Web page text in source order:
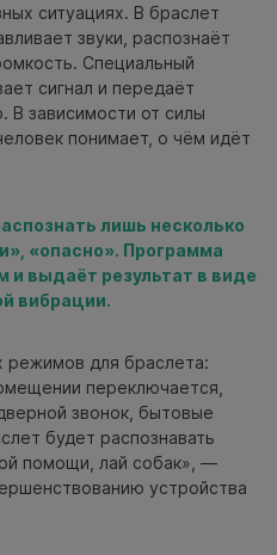
ситуациях. В браслет
звуки, распознаёт
Специальный
сигнал и передаёт
В зависимости от силы
понимает, о чём идёт
лишь несколько
«опасно». Программа
и выдаёт результат в виде
вибрации.
режимов для браслета:
переключается,
звонок, бытовые
будет распознавать
помощи, лай собак», —
устройства